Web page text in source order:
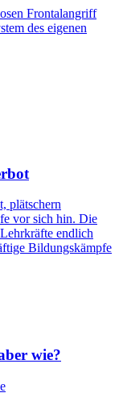
Frontalangriff
des eigenen
plätschern
vor sich hin. Die
endlich
Bildungskämpfe
wie?